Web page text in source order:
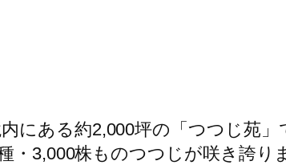
にある約2,000坪の「つつじ苑
・3,000株ものつつじが咲き誇り